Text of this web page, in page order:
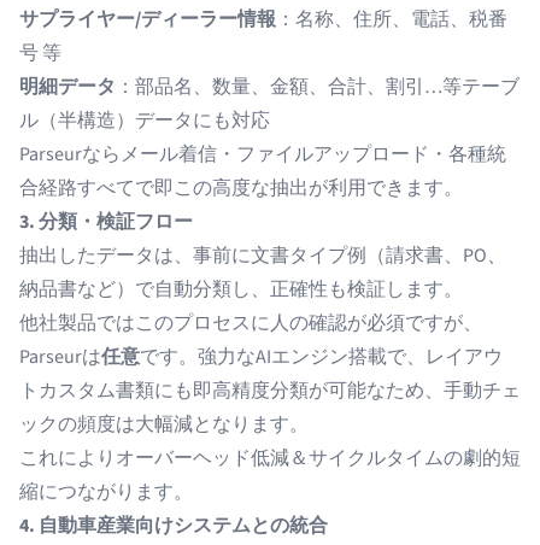
サプライヤー/ディーラー情報 ：名称、住所、電話、税番
号 等
明細データ ：部品名、数量、金額、合計、割引…等テーブ
ル（半構造）データにも対応
Parseurならメール着信・ファイルアップロード・各種統
合経路すべてで即この高度な抽出が利用できます。
3. 分類・検証フロー
抽出したデータは、事前に文書タイプ例（請求書、PO、
納品書など）で自動分類し、正確性も検証します。
他社製品ではこのプロセスに人の確認が必須ですが、
Parseurは任意です。強力なAIエンジン搭載で、レイアウ
トカスタム書類にも即高精度分類が可能なため、手動チェ
ックの頻度は大幅減となります。
これによりオーバーヘッド低減＆サイクルタイムの劇的短
縮につながります。
4. 自動車産業向けシステムとの統合